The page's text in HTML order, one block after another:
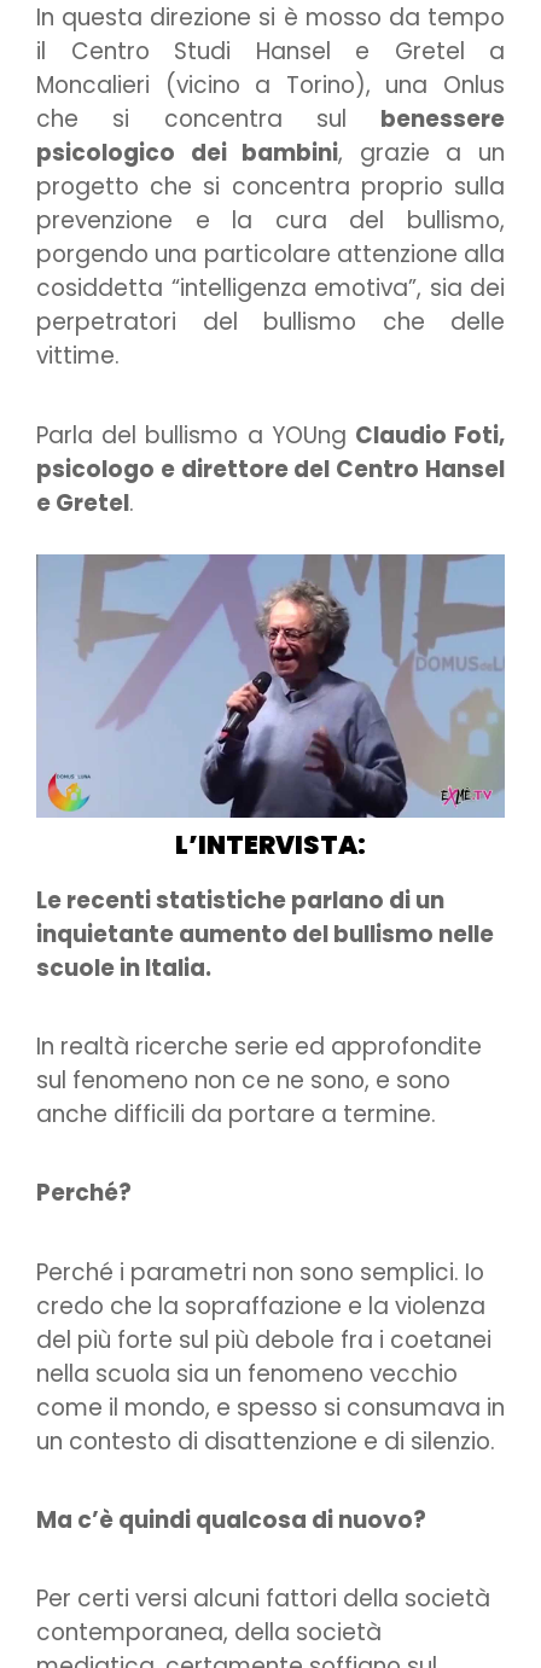
In questa direzione si è mosso da tempo
il Centro Studi Hansel e Gretel a
Moncalieri (vicino a Torino), una Onlus
che si concentra sul benessere
psicologico dei bambini, grazie a un
progetto che si concentra proprio sulla
prevenzione e la cura del bullismo,
porgendo una particolare attenzione alla
cosiddetta “intelligenza emotiva”, sia dei
perpetratori del bullismo che delle
vittime.
Parla del bullismo a YOUng Claudio Foti,
psicologo e direttore del Centro Hansel
e Gretel.
L’INTERVISTA:
Le recenti statistiche parlano di un
inquietante aumento del bullismo nelle
scuole in Italia.
In realtà ricerche serie ed approfondite
sul fenomeno non ce ne sono, e sono
anche difficili da portare a termine.
Perché?
Perché i parametri non sono semplici. Io
credo che la sopraffazione e la violenza
del più forte sul più debole fra i coetanei
nella scuola sia un fenomeno vecchio
come il mondo, e spesso si consumava in
un contesto di disattenzione e di silenzio.
Ma c’è quindi qualcosa di nuovo?
Per certi versi alcuni fattori della società
contemporanea, della società